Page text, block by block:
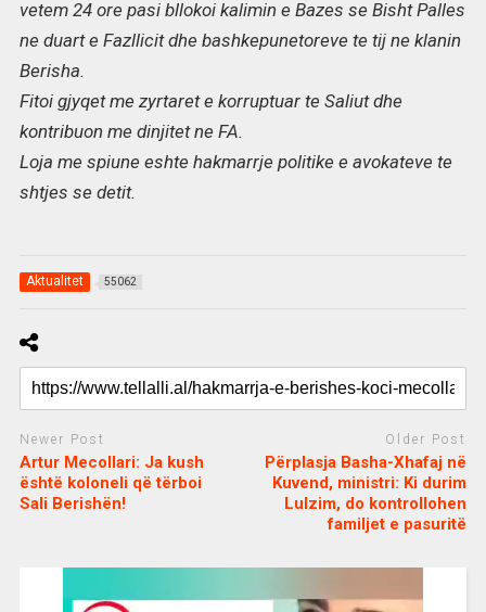
vetem 24 ore pasi bllokoi kalimin e Bazes se Bisht Palles
ne duart e Fazllicit dhe bashkepunetoreve te tij ne klanin
Berisha.
Fitoi gjyqet me zyrtaret e korruptuar te Saliut dhe
kontribuon me dinjitet ne FA.
Loja me spiune eshte hakmarrje politike e avokateve te
shtjes se detit.
Aktualitet 55062
Newer Post
Artur Mecollari: Ja kush
është koloneli që tërboi
Sali Berishën!
Older Post
Përplasja Basha-Xhafaj në
Kuvend, ministri: Ki durim
Lulzim, do kontrollohen
familjet e pasuritë